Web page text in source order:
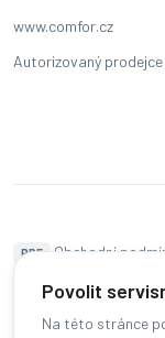
Povolit
Na této stránce
www.comfor.cz
Autorizovaný
PDF Obchodní
Čeština